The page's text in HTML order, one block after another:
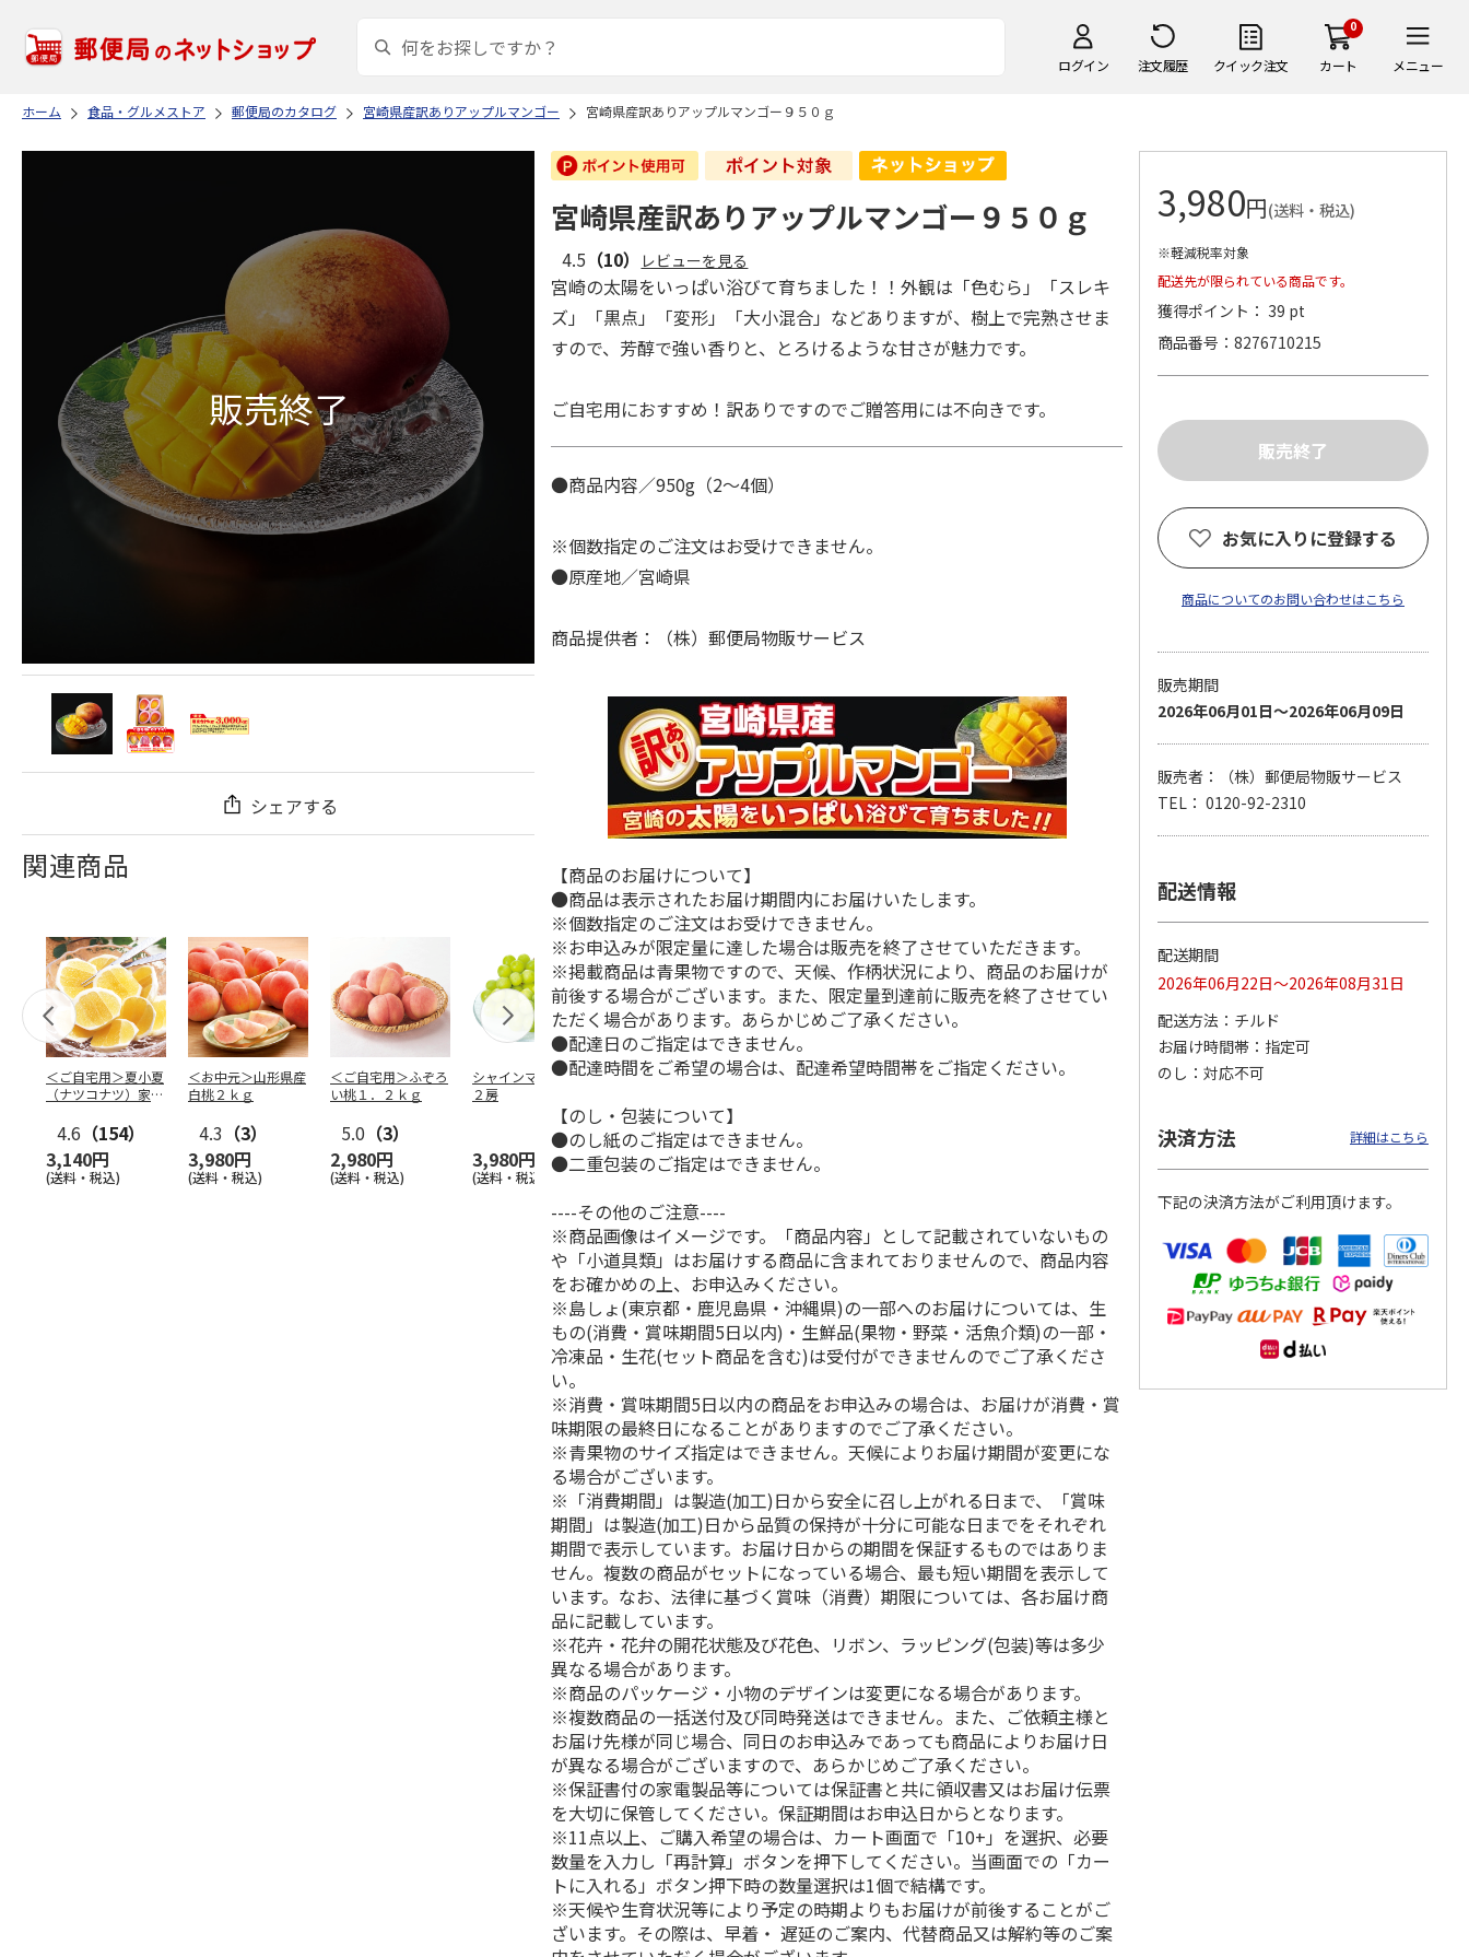
ログイン 注文履歴 クイック注文
0
カート メニュー
ホーム 食品・グルメストア 郵便局のカタログ 宮崎県産訳ありアップルマンゴー 宮崎県産訳ありアップルマンゴー９５０ｇ
シェアする
関連商品
＜ご自宅用＞夏小夏
（ナツコナツ）家庭
4.6 （154）
3,140円
(送料・税込)
＜お中元＞山形県産
白桃２ｋｇ
4.3 （3）
3,980円
(送料・税込)
＜ご自宅用＞ふぞろ
い桃１．２ｋｇ
5.0 （3）
2,980円
(送料・税込)
シャインマスカット
２房
3,980円
(送料・税込)
ＷＥＢ定期便果物コ
4.5（102）
3,780円
(送料・税込)
ビッグマスクメロ
4.7
4,150円
(送料・税込)
夏小夏 家庭用 ３
福島県産ふぞろい
訳あり黄桃
宮崎県産訳ありアップルマンゴー９５０ｇ
4.5 （10） レビューを見る
宮崎の太陽をいっぱい浴びて育ちました！！外観は「色むら」「スレキ
ズ」「黒点」「変形」「大小混合」などありますが、樹上で完熟させま
すので、芳醇で強い香りと、とろけるような甘さが魅力です。
ご自宅用におすすめ！訳ありですのでご贈答用には不向きです。
●商品内容／950g（2～4個）
※個数指定のご注文はお受けできません。
●原産地／宮崎県
商品提供者：（株）郵便局物販サービス
【商品のお届けについて】
●商品は表示されたお届け期間内にお届けいたします。
※個数指定のご注文はお受けできません。
※お申込みが限定量に達した場合は販売を終了させていただきます。
※掲載商品は青果物ですので、天候、作柄状況により、商品のお届けが
前後する場合がございます。また、限定量到達前に販売を終了させてい
ただく場合があります。あらかじめご了承ください。
●配達日のご指定はできません。
●配達時間をご希望の場合は、配達希望時間帯をご指定ください。
【のし・包装について】
●のし紙のご指定はできません。
●二重包装のご指定はできません。
----その他のご注意----
※商品画像はイメージです。「商品内容」として記載されていないもの
や「小道具類」はお届けする商品に含まれておりませんので、商品内容
をお確かめの上、お申込みください。
※島しょ(東京都・鹿児島県・沖縄県)の一部へのお届けについては、生
もの(消費・賞味期間5日以内)・生鮮品(果物・野菜・活魚介類)の一部・
冷凍品・生花(セット商品を含む)は受付ができませんのでご了承くださ
い。
※消費・賞味期間5日以内の商品をお申込みの場合は、お届けが消費・賞
味期限の最終日になることがありますのでご了承ください。
※青果物のサイズ指定はできません。天候によりお届け期間が変更にな
る場合がございます。
※「消費期間」は製造(加工)日から安全に召し上がれる日まで、「賞味
期間」は製造(加工)日から品質の保持が十分に可能な日までをそれぞれ
期間で表示しています。お届け日からの期間を保証するものではありま
せん。複数の商品がセットになっている場合、最も短い期間を表示して
います。なお、法律に基づく賞味（消費）期限については、各お届け商
品に記載しています。
※花卉・花弁の開花状態及び花色、リボン、ラッピング(包装)等は多少
異なる場合があります。
※商品のパッケージ・小物のデザインは変更になる場合があります。
※複数商品の一括送付及び同時発送はできません。また、ご依頼主様と
お届け先様が同じ場合、同日のお申込みであっても商品によりお届け日
が異なる場合がございますので、あらかじめご了承ください。
※保証書付の家電製品等については保証書と共に領収書又はお届け伝票
を大切に保管してください。保証期間はお申込日からとなります。
※11点以上、ご購入希望の場合は、カート画面で「10+」を選択、必要
数量を入力し「再計算」ボタンを押下してください。当画面での「カー
トに入れる」ボタン押下時の数量選択は1個で結構です。
※天候や生育状況等により予定の時期よりもお届けが前後することがご
ざいます。その際は、早着・ 遅延のご案内、代替商品又は解約等のご案
3,980円(送料・税込)
※軽減税率対象
配送先が限られている商品です。
獲得ポイント： 39 pt
商品番号
8276710215
お気に入りに登録する
商品についてのお問い合わせはこちら
販売期間
2026年06月01日～2026年06月09日
販売者：（株）郵便局物販サービス
TEL： 0120-92-2310
配送情報
配送期間
2026年06月22日～2026年08月31日
配送方法
チルド
お届け時間帯
指定可
のし
対応不可
決済方法 詳細はこちら
下記の決済方法がご利用頂けます。